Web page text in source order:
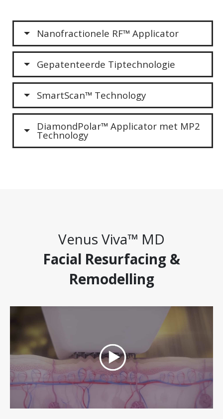
Nanofractionele RF™ Applicator
Gepatenteerde Tiptechnologie
SmartScan™ Technology
DiamondPolar™ Applicator met MP2
Technology
Venus Viva™ MD
Facial Resurfacing &
Remodelling